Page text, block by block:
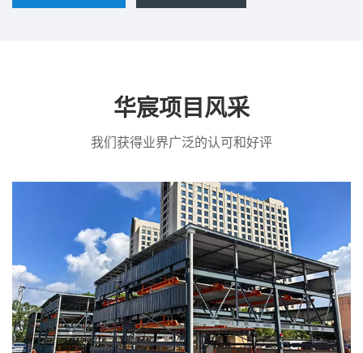
华宸项目风采
我们获得业界广泛的认可和好评